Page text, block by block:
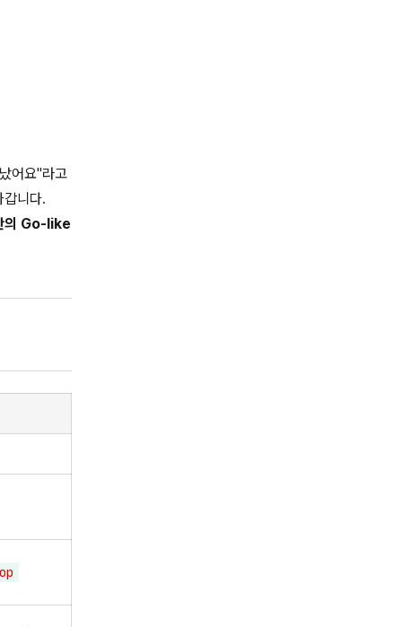
어요"라고
니다.
의 Go-like